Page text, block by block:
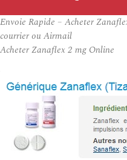
Envoie Rapide – Acheter
courrier ou Airmail
Acheter Zanaflex 2 mg Online